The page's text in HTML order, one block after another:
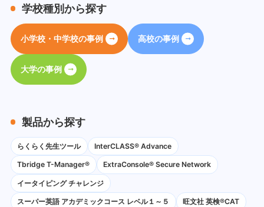
学校種別から探す
小学校・中学校の事例 高校の事例
大学の事例
製品から探す
らくらく先生ツール InterCLASS® Advance
Tbridge T-Manager® ExtraConsole® Secure Network
イータイピング チャレンジ
スーパー英語 アカデミックコース レベル１～５ 旺文社 英検®CAT